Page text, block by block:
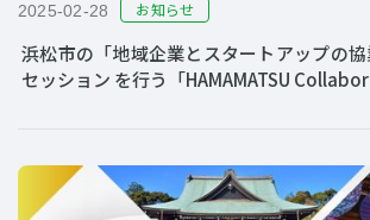
2025-02-28 お知らせ
浜松市の「地域企業とスタートアップの
セッション を行う「HAMAMATSU